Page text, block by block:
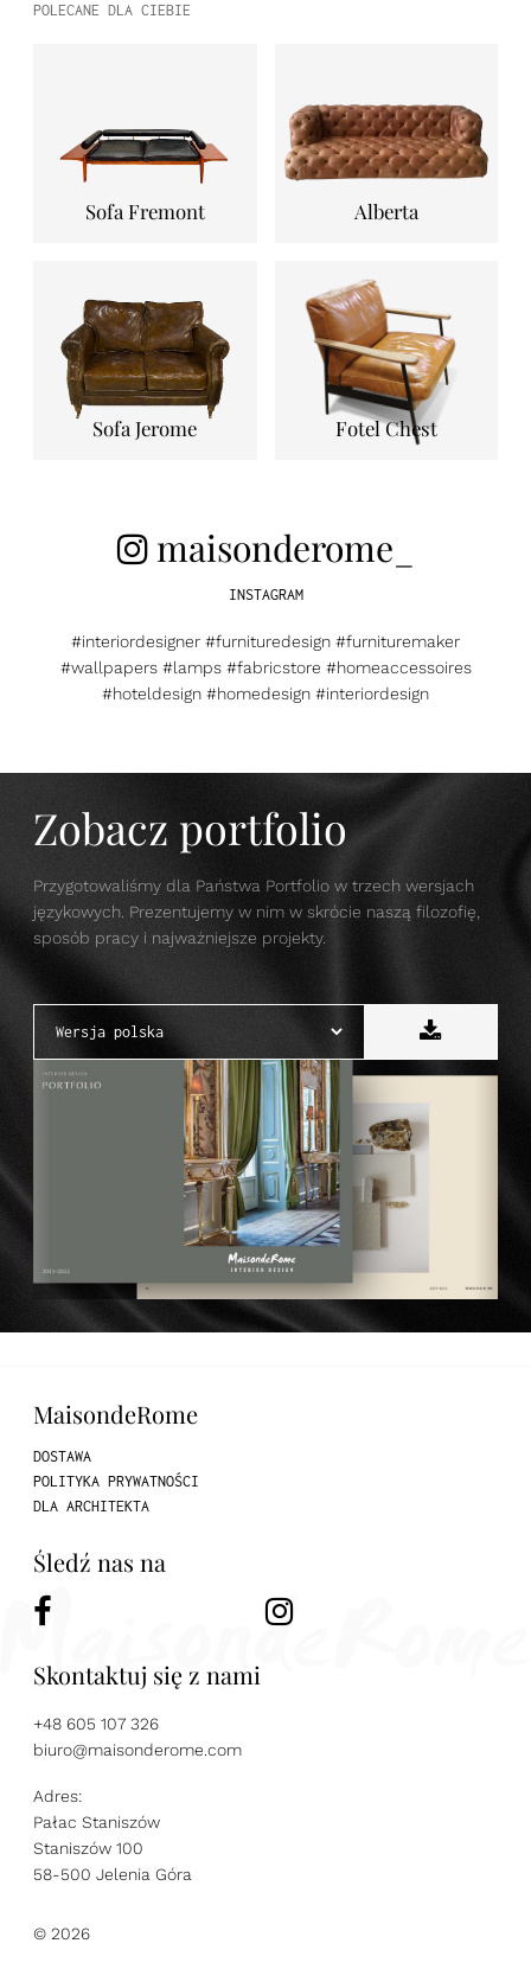
POLECANE DLA CIEBIE
Sofa Fremont Alberta
Sofa Jerome Fotel Chest
maisonderome_
INSTAGRAM
#interiordesigner #furnituredesign #furnituremaker
#wallpapers #lamps #fabricstore #homeaccessoires
#hoteldesign #homedesign #interiordesign
Zobacz portfolio
Przygotowaliśmy dla Państwa Portfolio w trzech wersjach
językowych. Prezentujemy w nim w skrócie naszą filozofię,
sposób pracy i najważniejsze projekty.
MaisondeRome
DOSTAWA
POLITYKA PRYWATNOŚCI
DLA ARCHITEKTA
Śledź nas na
Skontaktuj się z nami
+48 605 107 326
biuro@maisonderome.com
Adres:
Pałac Staniszów
Staniszów 100
58-500 Jelenia Góra
© 2026